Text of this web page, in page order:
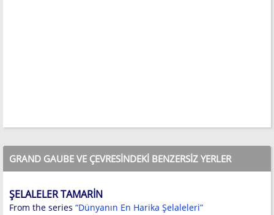
GRAND GAUBE VE ÇEVRESINDEKI BENZERSIZ YERLER
ŞELALELER TAMARIN
From the series “Dünyanın En Harika Şelaleleri”